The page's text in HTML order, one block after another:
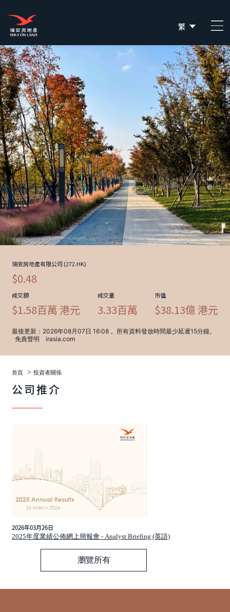
繁
简
EN
首頁 > 投資者關係
公司推介
2026年03月26日
2025年度業績公佈網上簡報會 - Analyst Briefing (英語)
瀏覽所有